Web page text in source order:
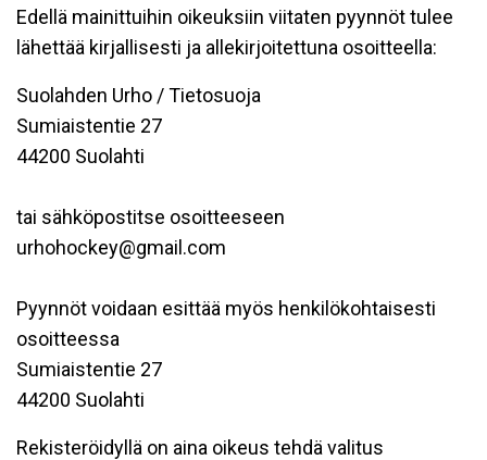
Edellä mainittuihin oikeuksiin viitaten pyynnöt tulee
lähettää kirjallisesti ja allekirjoitettuna osoitteella:
Suolahden Urho / Tietosuoja
Sumiaistentie 27
44200 Suolahti
tai sähköpostitse osoitteeseen
urhohockey@gmail.com
Pyynnöt voidaan esittää myös henkilökohtaisesti
osoitteessa
Sumiaistentie 27
44200 Suolahti
Rekisteröidyllä on aina oikeus tehdä valitus